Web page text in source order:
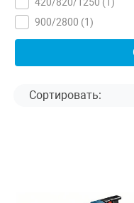
900/2800 (1 )